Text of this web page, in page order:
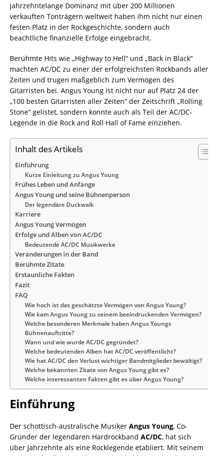
jahrzehntelange Dominanz mit über 200 Millionen
verkauften Tonträgern weltweit haben ihm nicht nur einen
festen Platz in der Rockgeschichte, sondern auch
beachtliche finanzielle Erfolge eingebracht.
Berühmte Hits wie „Highway to Hell“ und „Back in Black“
machten AC/DC zu einer der erfolgreichsten Rockbands aller
Zeiten und trugen maßgeblich zum Vermögen des
Gitarristen bei. Angus Young ist nicht nur auf Platz 24 der
„100 besten Gitarristen aller Zeiten“ der Zeitschrift „Rolling
Stone“ gelistet, sondern konnte auch als Teil der AC/DC-
Legende in die Rock and Roll Hall of Fame einziehen.
Inhalt des Artikels
Einführung
Kurze Einleitung zu Angus Young
Frühes Leben und Anfänge
Angus Young und seine Bühnenperson
Der legendäre Duckwalk
Karriere
Angus Young Vermögen
Erfolge und Alben von AC/DC
Bedeutende AC/DC Musikwerke
Veränderungen in der Band
Berühmte Zitate
Erstaunliche Fakten
Fazit
FAQ
Wie hoch ist das geschätzte Vermögen von Angus Young?
Wie kam Angus Young zu seinem beeindruckenden Vermögen?
Welche besonderen Merkmale haben Angus Youngs
Bühnenauftritte?
Wann und wie wurde AC/DC gegründet?
Welche bedeutenden Alben hat AC/DC veröffentlicht?
Wie hat AC/DC den Verlust wichtiger Bandmitglieder bewältigt?
Welche bekannten Zitate von Angus Young gibt es?
Welche interessanten Fakten gibt es über Angus Young?
Einführung
Der schottisch-australische Musiker Angus Young, Co-
Gründer der legendären Hardrockband AC/DC, hat sich
über Jahrzehnte als eine Rocklegende etabliert. Mit seinem